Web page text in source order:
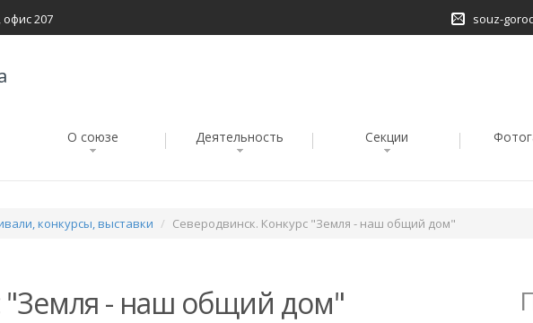
207 souz-
О союзе Деятельность Секции
конкурсы, выставки Северодвинск. Конкурс "Земля - наш общий дом"
"Земля - наш общий дом"